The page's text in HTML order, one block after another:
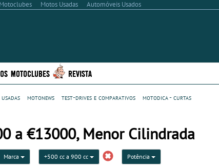
Motoclubes Motos Usadas Automóveis Usados
MOTOCLUBES REVISTA
motonews test-drives e comparativos
motodica - curtas
a €13000, Menor Cilindrada
Marca +500 cc a 900 cc Potência